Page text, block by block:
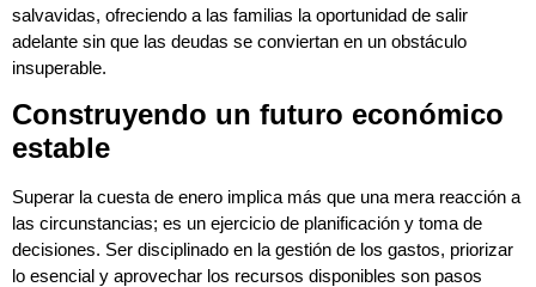
salvavidas, ofreciendo a las familias la oportunidad de salir
adelante sin que las deudas se conviertan en un obstáculo
insuperable.
Construyendo un futuro económico
estable
Superar la cuesta de enero implica más que una mera reacción a
las circunstancias; es un ejercicio de planificación y toma de
decisiones. Ser disciplinado en la gestión de los gastos, priorizar
lo esencial y aprovechar los recursos disponibles son pasos